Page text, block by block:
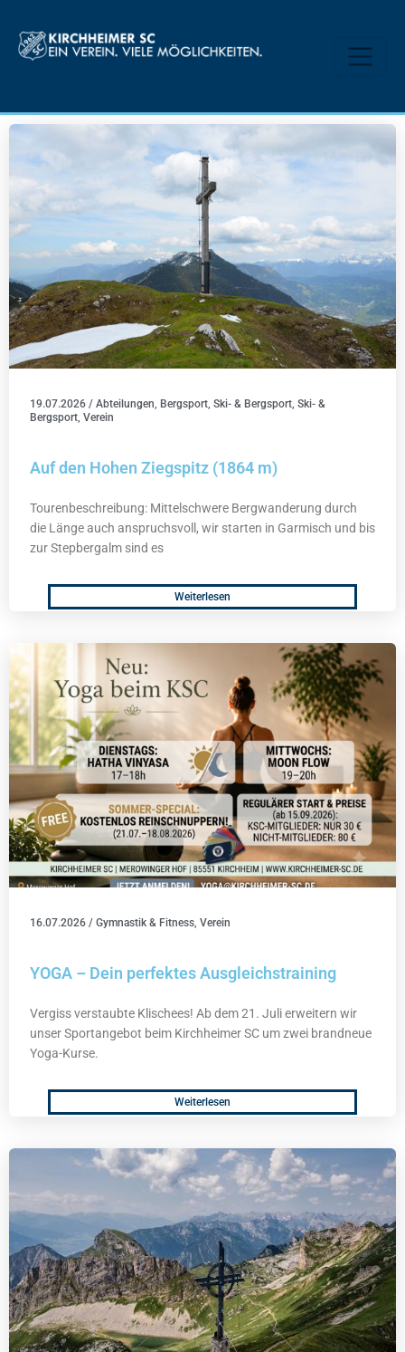
19.07.2026 / Abteilungen, Bergsport, Ski- & Bergsport, Ski- &
Bergsport, Verein
Auf den Hohen Ziegspitz (1864 m)
Tourenbeschreibung: Mittelschwere Bergwanderung durch
die Länge auch anspruchsvoll, wir starten in Garmisch und bis
zur Stepbergalm sind es
Weiterlesen
16.07.2026 / Gymnastik & Fitness Verein
YOGA – Dein perfektes Ausgleichstraining
Vergiss verstaubte Klischees! Ab dem 21. Juli erweitern wir
unser Sportangebot beim Kirchheimer SC um zwei brandneue
Yoga-Kurse.
Weiterlesen